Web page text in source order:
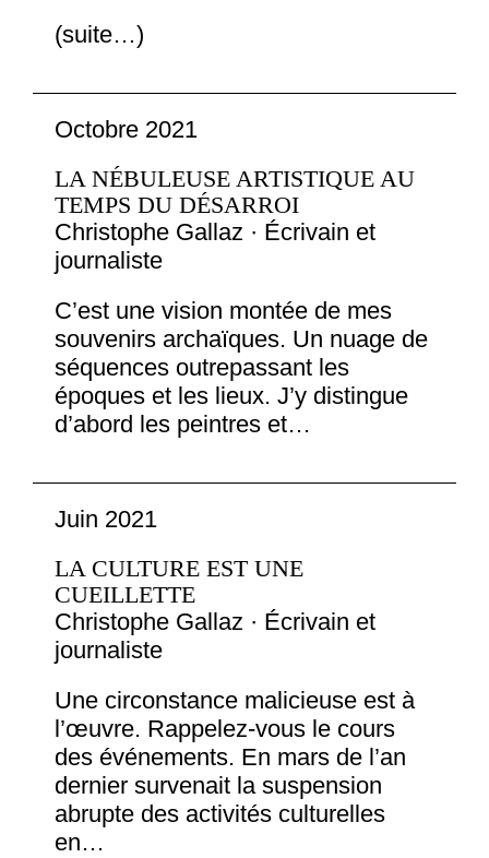
(suite…)
Octobre 2021
LA NÉBULEUSE ARTISTIQUE AU
TEMPS DU DÉSARROI
Christophe Gallaz · Écrivain et
journaliste
C’est une vision montée de mes
souvenirs archaïques. Un nuage de
séquences outrepassant les
époques et les lieux. J’y distingue
d’abord les peintres et…
Juin 2021
LA CULTURE EST UNE
CUEILLETTE
Christophe Gallaz · Écrivain et
journaliste
Une circonstance malicieuse est à
l’œuvre. Rappelez-vous le cours
des événements. En mars de l’an
dernier survenait la suspension
abrupte des activités culturelles
en…